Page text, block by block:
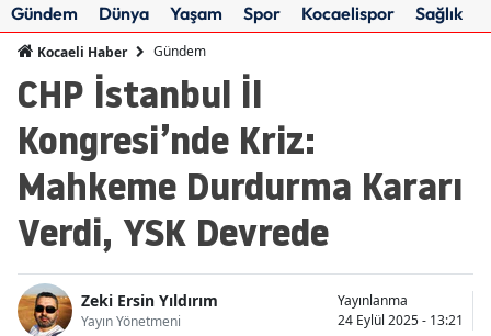
Antalya
Aydın
Balıkesir
Gündem Dünya Yaşam Spor Kocaelispor Sağlık
Kocaeli Haber Gündem
CHP İstanbul İl
Kongresi’nde Kriz:
Mahkeme Durdurma Kararı
Verdi, YSK Devrede
Zeki Ersin Yıldırım
Yayın Yönetmeni
Yayınlanma
24 Eylül 2025 - 13:21